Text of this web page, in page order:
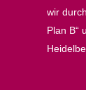
wir
Plan B“